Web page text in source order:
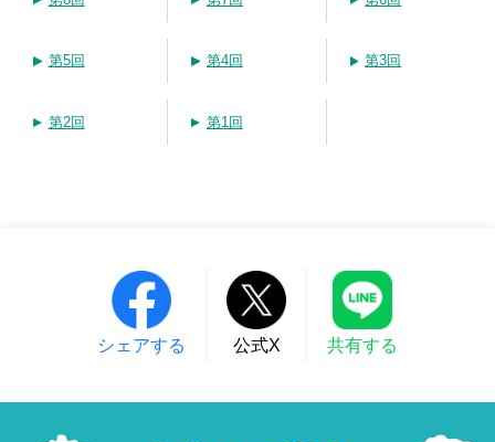
第5回 第4回 第3回
第2回 第1回
シェアする 公式X 共有する